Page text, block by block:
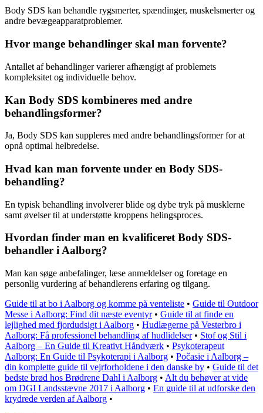
Body SDS kan behandle rygsmerter, spændinger, muskelsmerter og
andre bevægeapparatproblemer.
Hvor mange behandlinger skal man forvente?
Antallet af behandlinger varierer afhængigt af problemets
kompleksitet og individuelle behov.
Kan Body SDS kombineres med andre
behandlingsformer?
Ja, Body SDS kan suppleres med andre behandlingsformer for at
opnå optimal helbredelse.
Hvad kan man forvente under en Body SDS-
behandling?
En typisk behandling involverer blide og dybe tryk på musklerne
samt øvelser til at understøtte kroppens helingsproces.
Hvordan finder man en kvalificeret Body SDS-
behandler i Aalborg?
Man kan søge anbefalinger, læse anmeldelser og foretage en
personlig vurdering af behandlerens erfaring og tilgang.
Guide til at bo i Aalborg og komme på venteliste • Guide til Outdoor
Messe i Aalborg: Find dit næste eventyr• Guide til at finde en
lejlighed med fjordudsigt i Aalborg • Hudlægerne på Vesterbro i
Aalborg: Få professionel behandling af hudlidelser• Stof og Stil i
Aalborg – En Guide til Kreativt Håndværk • Psykoterapeut
Aalborg: En Guide til Psykoterapi i Aalborg • Počasie i Aalborg –
din komplette guide til vejrforholdene i den danske by • Guide til det
bedste brød hos Brødrene Dahl i Aalborg • Alt du behøver at vide
om DGI Landsstævne 2017 i Aalborg • En guide til at udforske den
krydrede verden af Aalborg •